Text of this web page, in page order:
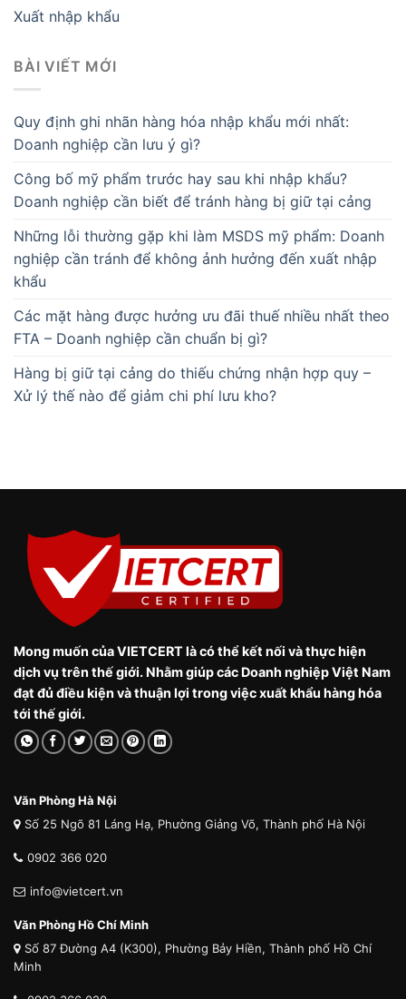
Xuất nhập khẩu
BÀI VIẾT MỚI
Quy định ghi nhãn hàng hóa nhập khẩu mới nhất:
Doanh nghiệp cần lưu ý gì?
Công bố mỹ phẩm trước hay sau khi nhập khẩu?
Doanh nghiệp cần biết để tránh hàng bị giữ tại cảng
Những lỗi thường gặp khi làm MSDS mỹ phẩm: Doanh
nghiệp cần tránh để không ảnh hưởng đến xuất nhập
khẩu
Các mặt hàng được hưởng ưu đãi thuế nhiều nhất theo
FTA – Doanh nghiệp cần chuẩn bị gì?
Hàng bị giữ tại cảng do thiếu chứng nhận hợp quy –
Xử lý thế nào để giảm chi phí lưu kho?
Mong muốn của VIETCERT là có thể kết nối và thực hiện
dịch vụ trên thế giới. Nhằm giúp các Doanh nghiệp Việt Nam
đạt đủ điều kiện và thuận lợi trong việc xuất khẩu hàng hóa
tới thế giới.
Văn Phòng Hà Nội
Số 25 Ngõ 81 Láng Hạ, Phường Giảng Võ, Thành phố Hà Nội
0902 366 020
info@vietcert.vn
Văn Phòng Hồ Chí Minh
Số 87 Đường A4 (K300), Phường Bảy Hiền, Thành phố Hồ Chí
Minh